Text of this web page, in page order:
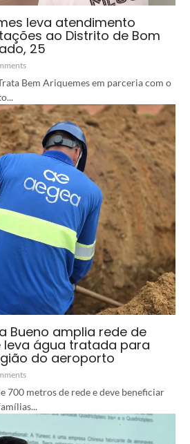
leva atendimento
ao Distrito de Bom
25
Bem Ariquemes em parceria com o
Bueno amplia rede de
água tratada para
do aeroporto
700 metros de rede e deve beneficiar